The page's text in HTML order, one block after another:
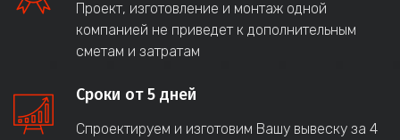
Проект, изготовление и монтаж одной
компанией не приведет к дополнительным
сметам и затратам
Сроки от 5 дней
Спроектируем и изготовим Вашу вывеску за 4